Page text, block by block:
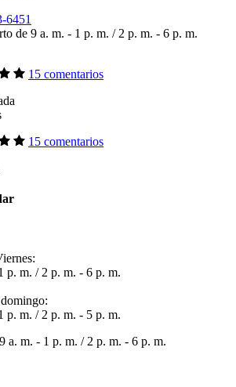
6451
de 9 a. m. - 1 p. m. / 2 p. m. - 6 p. m.
15 comentarios
15 comentarios
p. m. / 2 p. m. - 6 p. m.
p. m. / 2 p. m. - 5 p. m.
9 a. m. - 1 p. m. / 2 p. m. - 6 p. m.